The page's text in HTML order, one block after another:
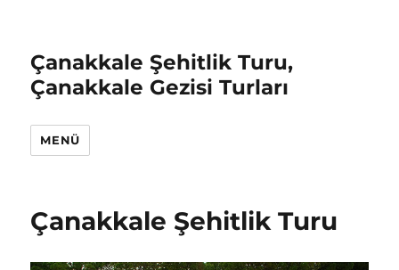
Çanakkale Şehitlik Turu,
Çanakkale Gezisi Turları
MENÜ
Çanakkale Şehitlik Turu